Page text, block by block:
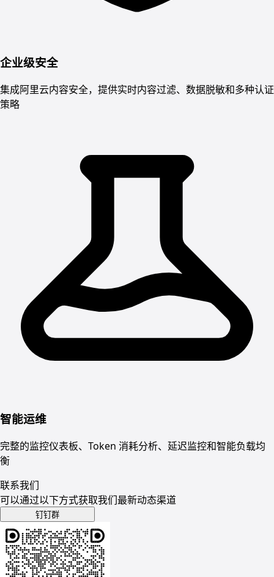
企业级安全
集成阿里云内容安全，提供实时内容过滤、数据脱敏和多种认证
策略
智能运维
完整的监控仪表板、Token 消耗分析、延迟监控和智能负载均
衡
联系我们
可以通过以下方式获取我们最新动态渠道
钉钉群